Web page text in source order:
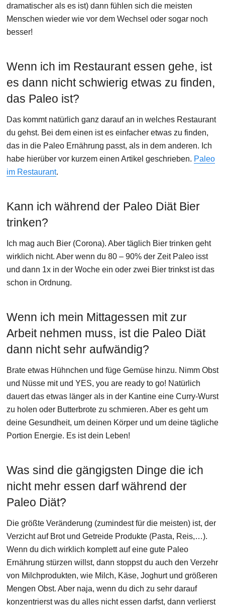
dramatischer als es ist) dann fühlen sich die meisten
Menschen wieder wie vor dem Wechsel oder sogar noch
besser!
Wenn ich im Restaurant essen gehe, ist
es dann nicht schwierig etwas zu finden,
das Paleo ist?
Das kommt natürlich ganz darauf an in welches Restaurant
du gehst. Bei dem einen ist es einfacher etwas zu finden,
das in die Paleo Ernährung passt, als in dem anderen. Ich
habe hierüber vor kurzem einen Artikel geschrieben. Paleo
im Restaurant.
Kann ich während der Paleo Diät Bier
trinken?
Ich mag auch Bier (Corona). Aber täglich Bier trinken geht
wirklich nicht. Aber wenn du 80 – 90% der Zeit Paleo isst
und dann 1x in der Woche ein oder zwei Bier trinkst ist das
schon in Ordnung.
Wenn ich mein Mittagessen mit zur
Arbeit nehmen muss, ist die Paleo Diät
dann nicht sehr aufwändig?
Brate etwas Hühnchen und füge Gemüse hinzu. Nimm Obst
und Nüsse mit und YES, you are ready to go! Natürlich
dauert das etwas länger als in der Kantine eine Curry-Wurst
zu holen oder Butterbrote zu schmieren. Aber es geht um
deine Gesundheit, um deinen Körper und um deine tägliche
Portion Energie. Es ist dein Leben!
Was sind die gängigsten Dinge die ich
nicht mehr essen darf während der
Paleo Diät?
Die größte Veränderung (zumindest für die meisten) ist, der
Verzicht auf Brot und Getreide Produkte (Pasta, Reis,…).
Wenn du dich wirklich komplett auf eine gute Paleo
Ernährung stürzen willst, dann stoppst du auch den Verzehr
von Milchprodukten, wie Milch, Käse, Joghurt und größeren
Mengen Obst. Aber naja, wenn du dich zu sehr darauf
konzentrierst was du alles nicht essen darfst, dann verlierst